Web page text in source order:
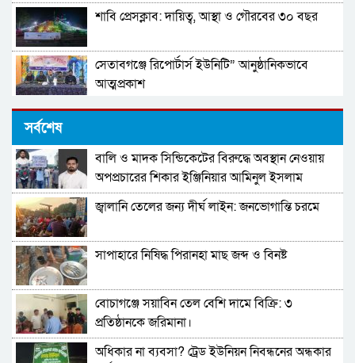
শাবি প্রেসক্লাব: দায়িত্ব, আস্থা ও গৌরবের ৩০ বছর
সেতাবগঞ্জে রিপোর্টার্স ইউনিটি” আনুষ্ঠানিকভাবে
আত্মপ্রকাশ
সাপ্তাহিক পলাশবাড়ী১৫ বছরে পদার্পণ করলো
সাংবাদিকতায় স্বাধীনতা, সত্য ও দায়বদ্ধতা: অপ-
সাংবাদিকতার বিরুদ্ধে ঐক্যবদ্ধ প্রতিরোধ এখন
সময়ের দাবি
উদ্দেশ্য প্রণোদিত ভাবে গণমাধ্যমকর্মীকে আসামি
ফরিদপুর উপজেলা প্রেসক্লাব কতৃক আয়োজিত নির্বাহী
রংপুরে মিথ্যা মামলায় সাংবাদিক মানিক গ্রেপ্তার—
পীরগাছায় আতঙ্কের বাতাস, প্রশ্নের মুখে পুলিশি
নিরপেক্ষতা।
চোখে চোখ রেখে কথা বললেই সাংবাদিকদের মুক্তি:
সর্বশেষ
বালি ও মাদক সিন্ডিকেটের বিরুদ্ধে অবস্থান নেওয়ায়
অপপ্রচারের শিকার ইঞ্জিনিয়ার আমিনুল ইসলাম
ডালিমের অভিযোগ
জ্বালানি তেলের জন্য দীর্ঘ লাইন: জনভোগান্তি চরমে
সাপাহারে নিষিদ্ধ পিরানহা মাছ জব্দ ও বিনষ্ট
বোচাগঞ্জে সয়াবিন তেল বেশি দামে বিক্রি: ৩
প্রতিষ্ঠানকে জরিমানা।
অধিকার না ব্যবসা? ট্রেড ইউনিয়ন নিবন্ধনের অন্ধকার